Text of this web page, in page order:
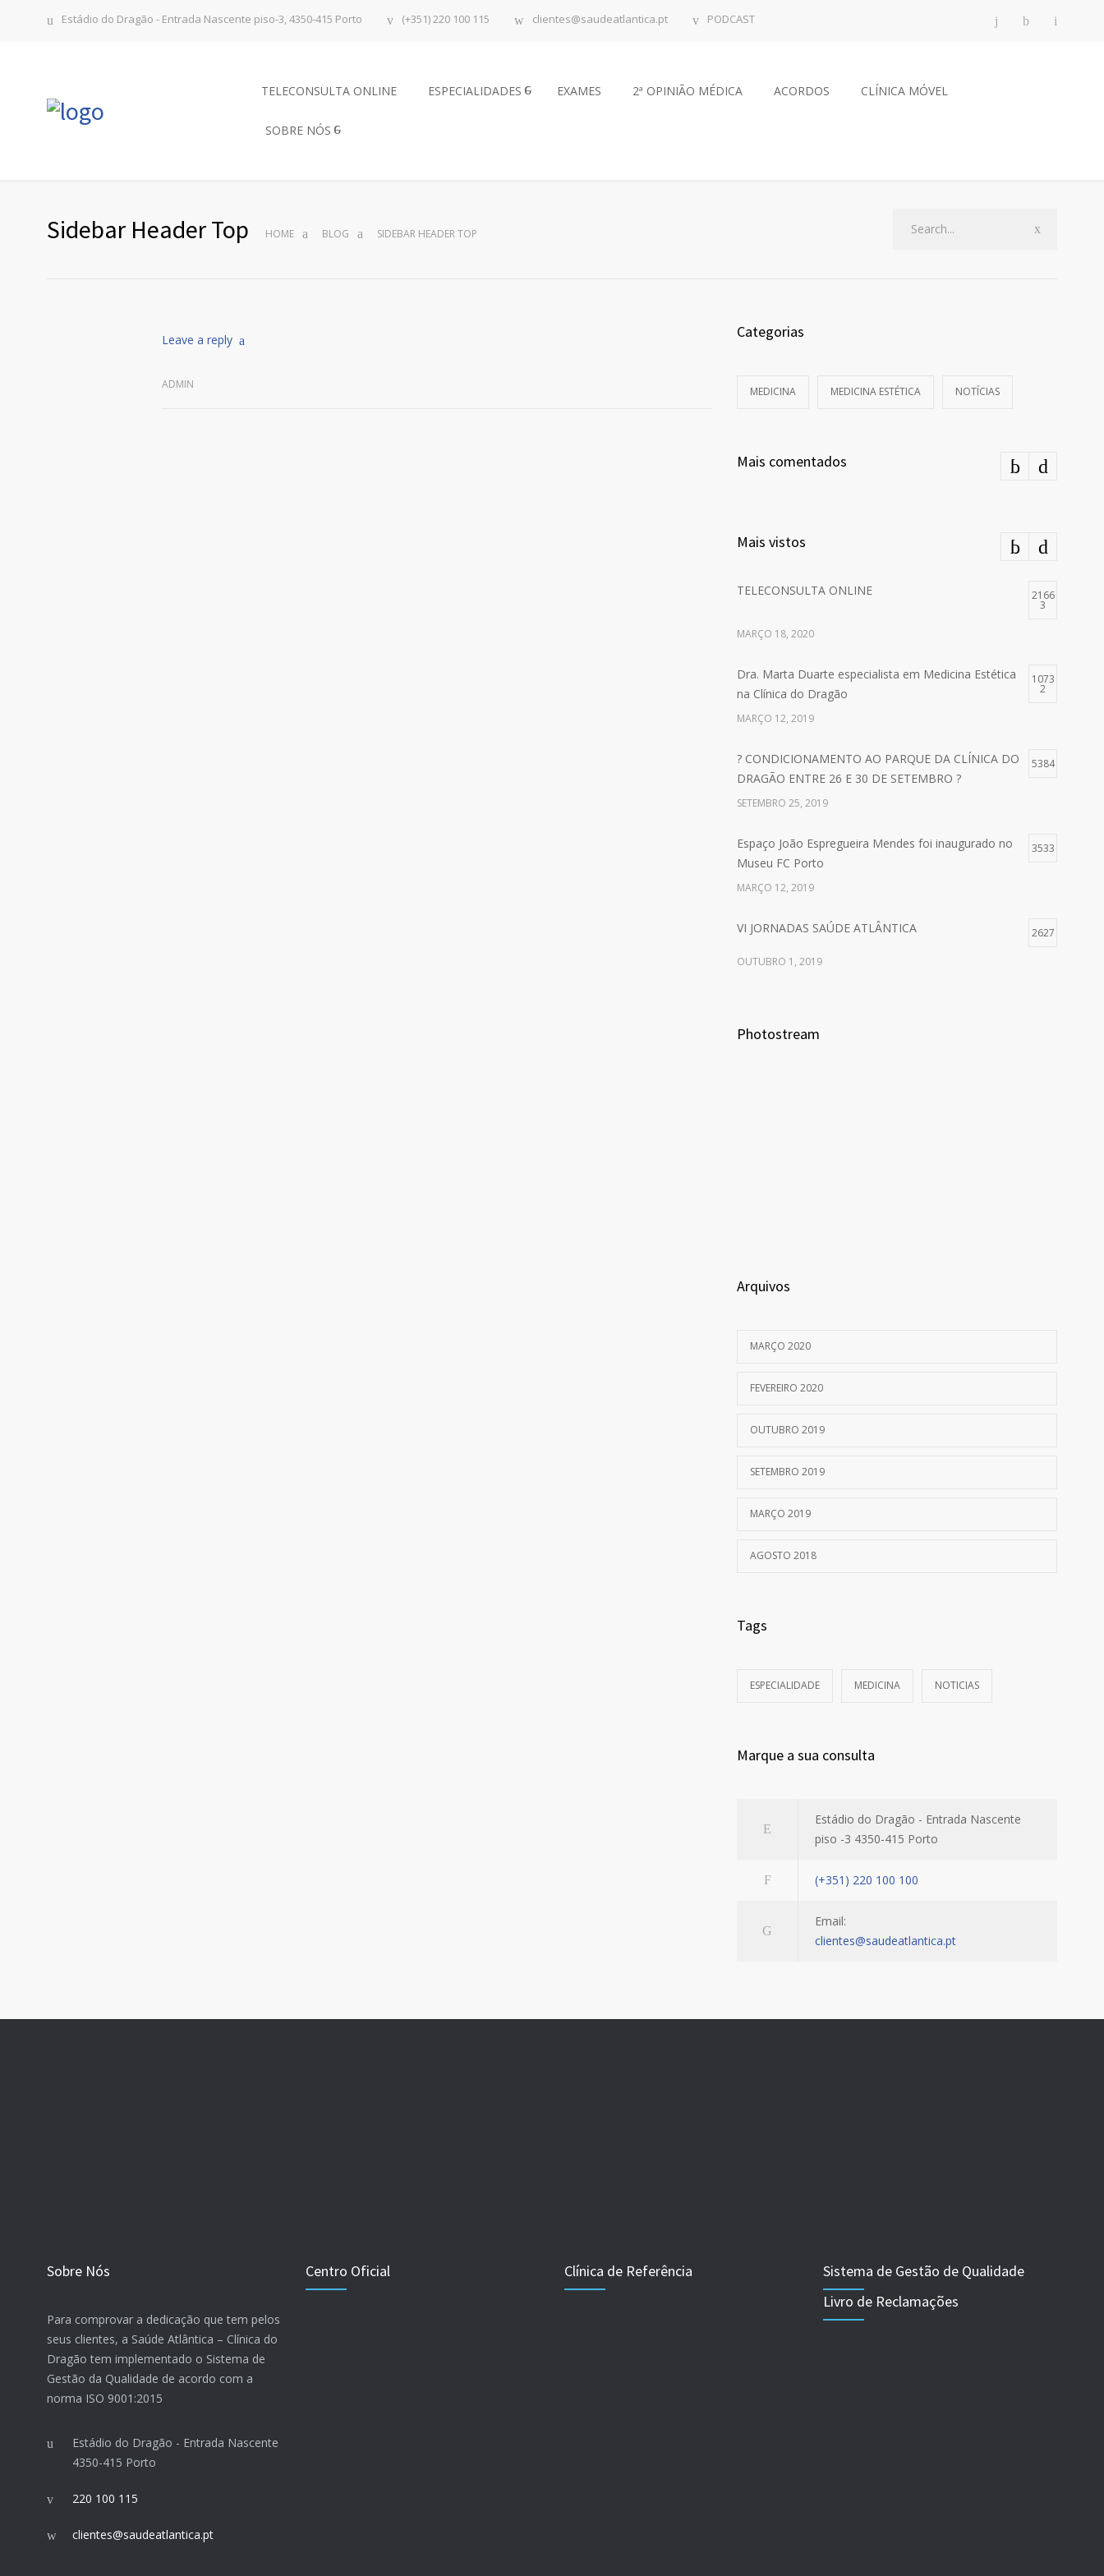
Estádio do Dragão - Entrada Nascente piso-3, 4350-415 Porto (+351) 220 100 115 clientes@saudeatlantica.pt PODCAST
TELECONSULTA ONLINE ESPECIALIDADES EXAMES 2ª OPINIÃO MÉDICA ACORDOS CLÍNICA MÓVEL
SOBRE NÓS
Sidebar Header Top HOME BLOG SIDEBAR HEADER TOP
Leave a reply
ADMIN
Categorias
MEDICINA MEDICINA ESTÉTICA NOTÍCIAS
Mais comentados
Mais vistos
TELECONSULTA ONLINE 2166
3
MARÇO 18, 2020
Dra. Marta Duarte especialista em Medicina Estética
na Clínica do Dragão
1073
2
MARÇO 12, 2019
? CONDICIONAMENTO AO PARQUE DA CLÍNICA DO
DRAGÃO ENTRE 26 E 30 DE SETEMBRO ?
5384
SETEMBRO 25, 2019
Espaço João Espregueira Mendes foi inaugurado no
Museu FC Porto
3533
MARÇO 12, 2019
VI JORNADAS SAÚDE ATLÂNTICA 2627
OUTUBRO 1, 2019
Photostream
Arquivos
MARÇO 2020
FEVEREIRO 2020
OUTUBRO 2019
SETEMBRO 2019
MARÇO 2019
AGOSTO 2018
Tags
ESPECIALIDADE MEDICINA NOTICIAS
Marque a sua consulta
Estádio do Dragão - Entrada Nascente
piso -3 4350-415 Porto
(+351) 220 100 100
Email:
clientes@saudeatlantica.pt
Sobre Nós
Para comprovar a dedicação que tem pelos
seus clientes, a Saúde Atlântica – Clínica do
Dragão tem implementado o Sistema de
Gestão da Qualidade de acordo com a
norma ISO 9001:2015
Estádio do Dragão - Entrada Nascente
4350-415 Porto
220 100 115
clientes@saudeatlantica.pt
Centro Oficial Clínica de Referência
Sistema de Gestão de Qualidade
Livro de Reclamações